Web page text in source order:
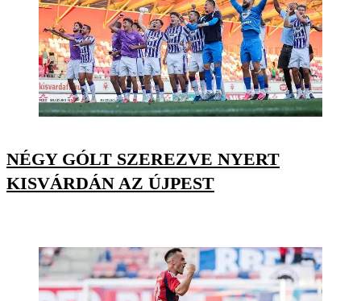
NÉGY GÓLT SZEREZVE NYERT
KISVÁRDÁN AZ ÚJPEST